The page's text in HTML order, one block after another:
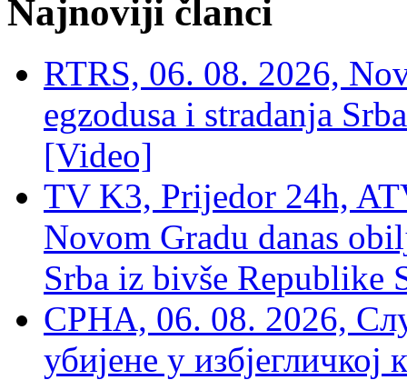
Najnoviji članci
RTRS, 06. 08. 2026,
egzodusa i stradanja
[Video]
TV K3, Prijedor 24h,
Novom Gradu danas
Srba iz bivše Republike
СРНА, 06. 08. 2026,
убијене у избјегличкој